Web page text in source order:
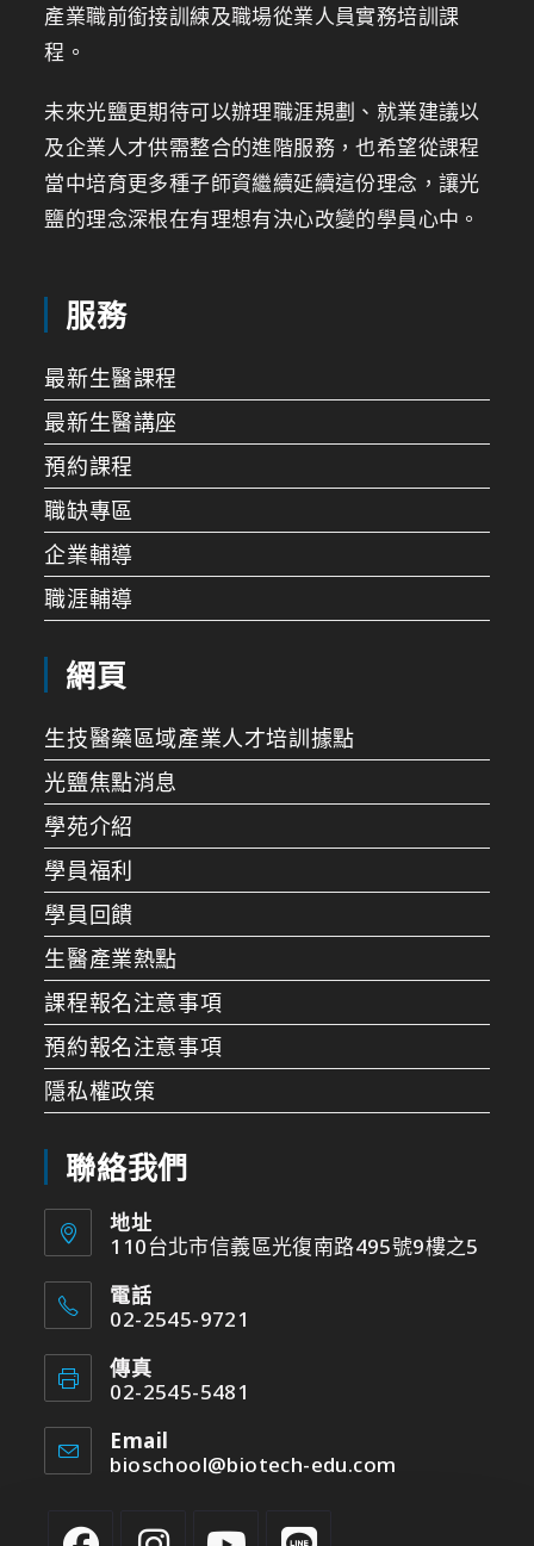
產業職前銜接訓練及職場從業人員實務培訓課
程。
未來光鹽更期待可以辦理職涯規劃、就業建議以
及企業人才供需整合的進階服務，也希望從課程
當中培育更多種子師資繼續延續這份理念，讓光
鹽的理念深根在有理想有決心改變的學員心中。
服務
最新生醫課程
最新生醫講座
預約課程
職缺專區
企業輔導
職涯輔導
網頁
生技醫藥區域產業人才培訓據點
光鹽焦點消息
學苑介紹
學員福利
學員回饋
生醫產業熱點
課程報名注意事項
預約報名注意事項
隱私權政策
聯絡我們
地址
110台北市信義區光復南路495號9樓之5
電話
02-2545-9721
傳真
02-2545-5481
Email
bioschool@biotech-edu.com